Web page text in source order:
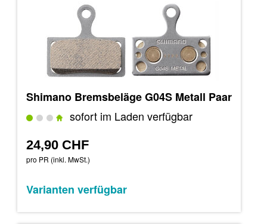
Shimano Bremsbeläge G04S Metall Paar
sofort im Laden verfügbar
24,90 CHF
pro PR (inkl. MwSt.)
Varianten verfügbar